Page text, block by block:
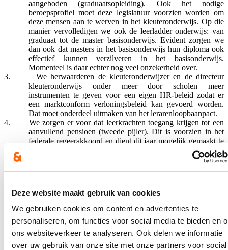
Deze website maakt gebruik van cookies
We gebruiken cookies om content en advertenties te
personaliseren, om functies voor social media te bieden en
ons websiteverkeer te analyseren. Ook delen we informatie
over uw gebruik van onze site met onze partners voor social
aangeboden (graduaatsopleiding). Ook het nodige
beroepsprofiel moet deze legislatuur voorzien worden om
deze mensen aan te werven in het kleuteronderwijs. Op die
manier vervolledigen we ook de leerladder onderwijs: van
graduaat tot de master basisonderwijs. Evident zorgen we
dan ook dat masters in het basisonderwijs hun diploma ook
effectief kunnen verzilveren in het basisonderwijs.
Momenteel is daar echter nog veel onzekerheid over.
3.
We herwaarderen de kleuteronderwijzer en de directeur
kleuteronderwijs onder meer door scholen meer
instrumenten te geven voor een eigen HR-beleid zodat er
een marktconform verloningsbeleid kan gevoerd worden.
Dat moet onderdeel uitmaken van het lerarenloopbaanpact.
4.
We zorgen er voor dat leerkrachten toegang krijgen tot een
aanvullend pensioen (tweede pijler). Dit is voorzien in het
federale regeerakkoord en dient dit jaar mogelijk gemaakt te
Verminder de regeldruk en planlast voor kleuterleerkrachten
gemaakt van een ‘blijf bij-bonus’, toegekend als een
leerkrediet aan leraren en kleuteronderwijs die vijf jaar actief
blijven in het Vlaams onderwijs.
Volgens de partij is dat op een termijn van tien jaar zeker haalbaar,
maar dan moeten we wel vandaag al in actie schieten. De Vlaamse
regering moet dit jaar nog werk maken van onder meer de